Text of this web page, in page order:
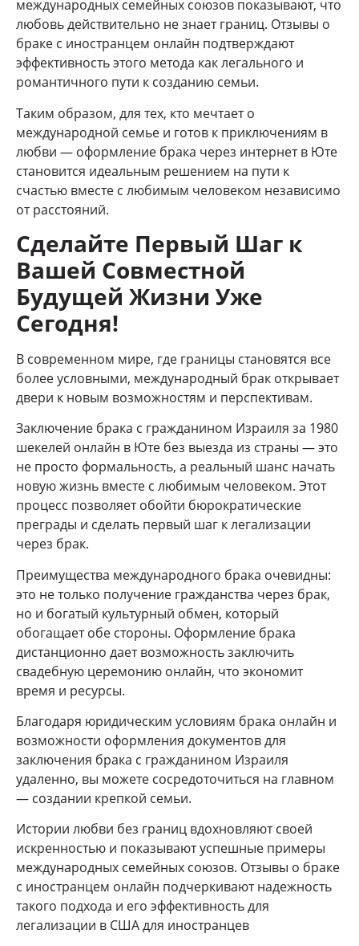
международных семейных союзов показывают, что
любовь действительно не знает границ. Отзывы о
браке с иностранцем онлайн подтверждают
эффективность этого метода как легального и
романтичного пути к созданию семьи.
Таким образом, для тех, кто мечтает о
международной семье и готов к приключениям в
любви — оформление брака через интернет в Юте
становится идеальным решением на пути к
счастью вместе с любимым человеком независимо
от расстояний.
Сделайте Первый Шаг к
Вашей Совместной
Будущей Жизни Уже
Сегодня!
В современном мире, где границы становятся все
более условными, международный брак открывает
двери к новым возможностям и перспективам.
Заключение брака с гражданином Израиля за 1980
шекелей онлайн в Юте без выезда из страны — это
не просто формальность, а реальный шанс начать
новую жизнь вместе с любимым человеком. Этот
процесс позволяет обойти бюрократические
преграды и сделать первый шаг к легализации
через брак.
Преимущества международного брака очевидны:
это не только получение гражданства через брак,
но и богатый культурный обмен, который
обогащает обе стороны. Оформление брака
дистанционно дает возможность заключить
свадебную церемонию онлайн, что экономит
время и ресурсы.
Благодаря юридическим условиям брака онлайн и
возможности оформления документов для
заключения брака с гражданином Израиля
удаленно, вы можете сосредоточиться на главном
— создании крепкой семьи.
Истории любви без границ вдохновляют своей
искренностью и показывают успешные примеры
международных семейных союзов. Отзывы о браке
с иностранцем онлайн подчеркивают надежность
такого подхода и его эффективность для
легализации в США для иностранцев